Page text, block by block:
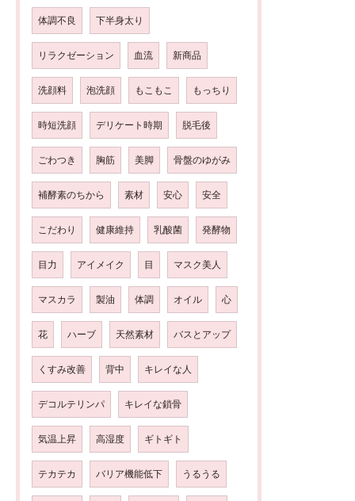
体調不良 下半身太り
リラクゼーション 血流 新商品
洗顔料 泡洗顔 もこもこ もっちり
時短洗顔 デリケート時期 脱毛後
ごわつき 胸筋 美脚 骨盤のゆがみ
補酵素のちから 素材 安心 安全
こだわり 健康維持 乳酸菌 発酵物
目力 アイメイク 目 マスク美人
マスカラ 製油 体調 オイル 心
花 ハーブ 天然素材 バスとアップ
くすみ改善 背中 キレイな人
デコルテリンパ キレイな鎖骨
気温上昇 高湿度 ギトギト
テカテカ バリア機能低下 うるうる